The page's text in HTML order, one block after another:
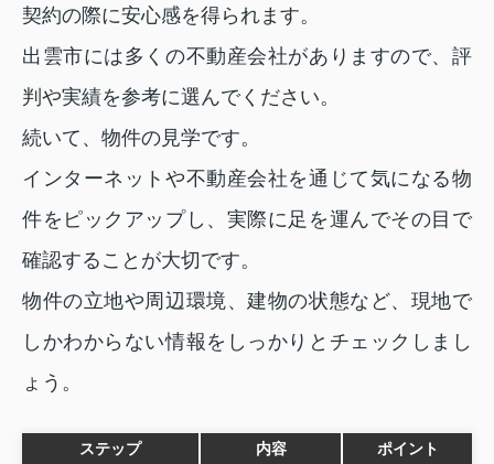
契約の際に安心感を得られます。
出雲市には多くの不動産会社がありますので、評
判や実績を参考に選んでください。
続いて、物件の見学です。
インターネットや不動産会社を通じて気になる物
件をピックアップし、実際に足を運んでその目で
確認することが大切です。
物件の立地や周辺環境、建物の状態など、現地で
しかわからない情報をしっかりとチェックしまし
ょう。
ステップ 内容 ポイント